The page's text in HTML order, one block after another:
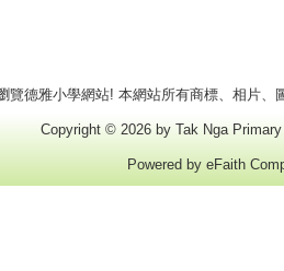
覽德雅小學網站! 本網站所有商標、相片、
Copyright © 2026 by Tak Nga
Powered by eFaith